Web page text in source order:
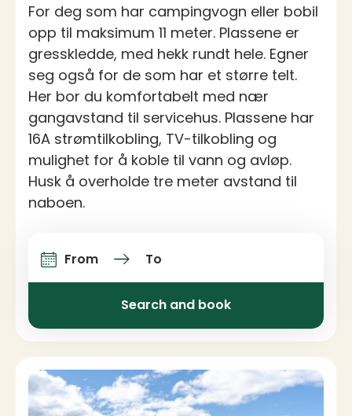
For deg som har campingvogn eller bobil
opp til maksimum 11 meter. Plassene er
gresskledde, med hekk rundt hele. Egner
seg også for de som har et større telt.
Her bor du komfortabelt med nær
gangavstand til servicehus. Plassene har
16A strømtilkobling, TV-tilkobling og
mulighet for å koble til vann og avløp.
Husk å overholde tre meter avstand til
naboen.
Arrival and departure
From To
Search and book